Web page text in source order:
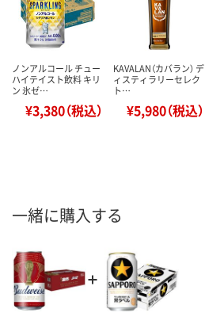
ノンアルコール チュー
ハイテイスト飲料 キリ
ン 氷ゼ…
¥3,380（税込）
KAVALAN（カバラン） デ
ィスティラリーセレク
ト…
¥5,980（税込）
一緒に購入する